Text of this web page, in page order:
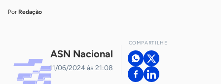
Por Redação
ASN Nacional
11/06/2024 às 21:08
COMPARTILHE